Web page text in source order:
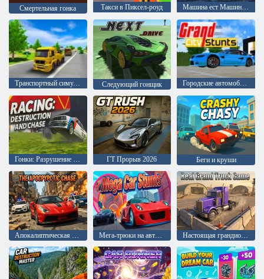
Смертельная гонка Такси в Пиксел-роуд Машина ест Машину: Злые автомобили
Транспортный симулятор вождения Следующий гонщик Городские автомобильные трюки. Гранд-Сити
Гонки: Разрушение и погоня ГТ Прорыв 2026 Беги и круши
Апокалиптическая погоня Мега-трюки на автомобилях Настоящая грандиозная игра про грузовики